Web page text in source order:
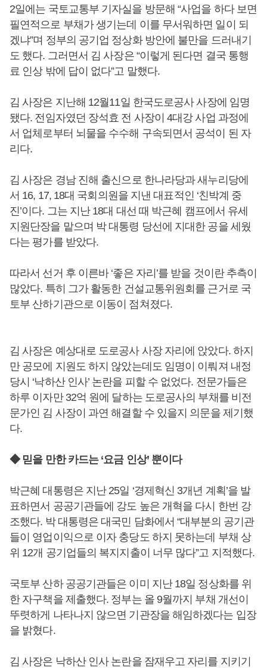
2일에는 국토교통부 기자실을 방문해 “사업을 하다 보면
필연적으로 부채가 생기는데 이를 무서워하면 일이 되
겠냐”며 정부의 공기업 정상화 방안에 불만을 드러내기
도 했다. 그러면서 김 사장은 “이렇게 된다면 결국 통행
료 인상 밖에 답이 없다”고 말했다.
김 사장은 지난해 12월11일 한국도로공사 사장에 임명
됐다. 전임자였던 장석효 전 사장이 4대강 사업 과정에
서 업체로부터 뇌물을 수수해 구속되면서 공석이 된 자
리다.
김 사장은 경남 진해 출신으로 한나라당과 새누리당에
서 16, 17, 18대 국회의원을 지낸 대표적인 ‘친박계 중
진’이다. 그는 지난 18대 대선 때 박근혜 캠프에서 유세
지원단장을 맡으며 박 대통령 당선에 지대한 공을 세웠
다는 평가를 받았다.
따라서 선거 후 이른바 ‘좋은 자리’를 받을 것이란 추측이
많았다. 특히 그가 활동한 건설교통위원회를 근거로 국
토부 산하기관으로 이동이 점쳐졌다.
김 사장은 예상대로 도로공사 사장 자리에 앉았다. 하지
만 공모에 지원도 하지 않았는데도 임명이 이뤄져 내정
당시 ‘낙하산 인사’ 논란을 피할 수 없었다. 전문가들은
하루 이자만 32억 원에 달하는 도로공사의 부채를 비전
문가인 김 사장이 과연 해결할 수 있을지 의문을 제기했
다.
◆ 믿을 만한 카드는 ‘요금 인상’ 뿐이다
박근혜 대통령은 지난 25일 ‘경제혁신 3개년 계획’을 발
표하면서 공공기관들에 강도 높은 개혁을 다시 한번 강
조했다. 박 대통령은 대국민 담화에서 “대부분의 공기관
들이 영업이익으로 이자 충당도 하지 못하는데 부채 상
위 12개 공기업들의 복지지출이 너무 많다”고 지적했다.
국토부 산하 공공기관들은 이미 지난 18일 정상화를 위
한 자구책을 제출했다. 정부는 올 9월까지 부채 개선이
뚜렷하게 나타나지 않으면 기관장을 해임하겠다는 입장
을 밝혔다.
김 사장은 낙하산 인사 논란을 잠재우고 자리를 지키기